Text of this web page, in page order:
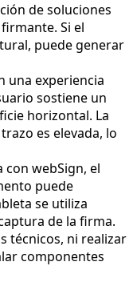
de soluciones
Si el
puede generar
una experiencia
sostiene un
horizontal. La
es elevada, lo
con webSign, el
puede
se utiliza
de la firma.
técnicos, ni realizar
componentes